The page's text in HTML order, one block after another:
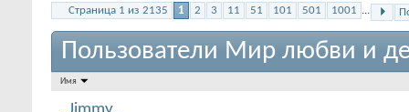
Страница 1 из 2135 1 2 3 11 51 101 501 1001 ...
Пользователи Мир любви и
Имя